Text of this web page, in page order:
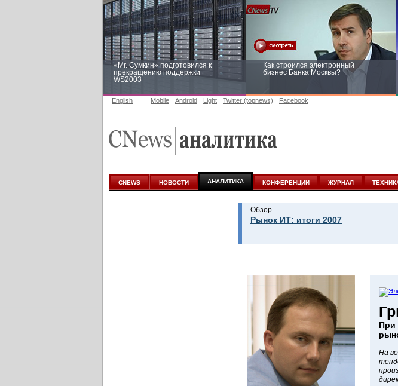
«Mr. Сумкин» подготовился к
прекращению поддержки
WS2003
Как строился электронный
бизнес Банка Москвы?
аналитике
English Mobile Android Light Twitter (topnews) Facebook
CNEWS НОВОСТИ АНАЛИТИКА КОНФЕРЕНЦИИ ЖУРНАЛ
Обзор
Рынок ИТ: итоги 2007
При
На